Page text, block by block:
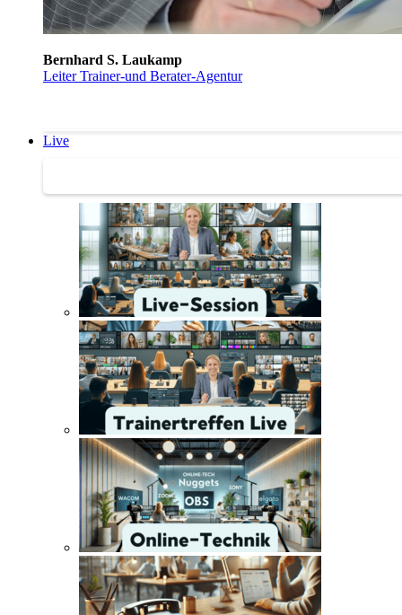
Bernhard S. Laukamp
Leiter Trainer-und Berater-Agentur
Live